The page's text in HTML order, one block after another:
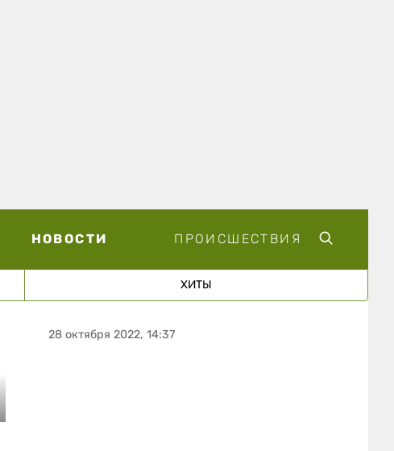
НОВОСТИ ПРОИСШЕСТВИЯ
ХИТЫ
28 октября 2022, 14:37